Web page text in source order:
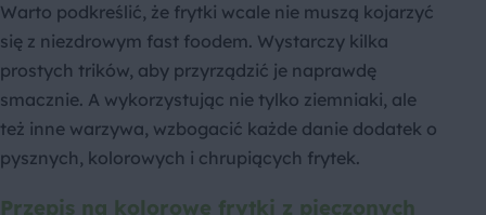
Warto podkreślić, że frytki wcale nie muszą kojarzyć
się z niezdrowym fast foodem. Wystarczy kilka
prostych trików, aby przyrządzić je naprawdę
smacznie. A wykorzystując nie tylko ziemniaki, ale
też inne warzywa, wzbogacić każde danie dodatek o
pysznych, kolorowych i chrupiących frytek.
Przepis na kolorowe frytki z pieczonych